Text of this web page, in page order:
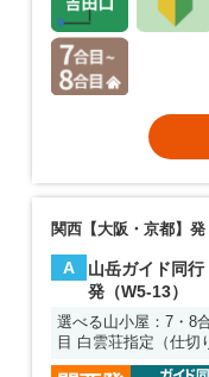
関西【大阪・京都】発
A
山岳ガイド同
発（W5-13）
選べる山小屋：7・8
目 白雲荘指定（仕切